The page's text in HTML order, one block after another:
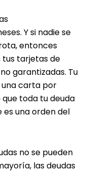
Y si nadie se
entonces
tus tarjetas de
garantizadas. Tu
carta por
toda tu deuda
es una orden del
no se pueden
las deudas